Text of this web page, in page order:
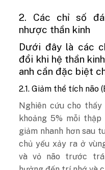
2. Các chỉ số
nhược thần kinh
Dưới đây là các
đổi khi hệ thần
anh cần đặc biệt
2.1. Giảm thể tích não
Nghiên cứu cho
khoảng 5% mỗi
giảm nhanh hơn sau
chủ yếu xảy ra ở
và vỏ não trước